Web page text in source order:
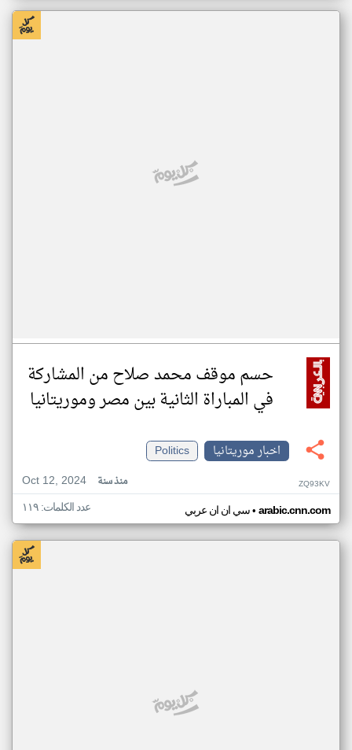
حسم موقف محمد صلاح من المشاركة
في المباراة الثانية بين مصر وموريتانيا
اخبار موريتانيا
Politics
Oct 12, 2024
منذ سنة ZQ93KV
سي ان ان عربي• arabic.cnn.com عدد الكلمات: ١١٩